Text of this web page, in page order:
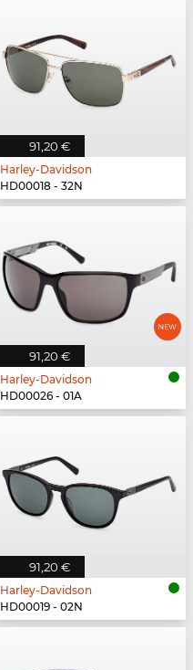
91,20 €
Harley-Davidson
HD00018 - 32N
91,20 €
Harley-Davidson
HD00026 - 01A
91,20 €
Harley-Davidson
HD00019 - 02N